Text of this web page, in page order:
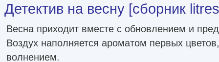
Детектив на весну [сборник
Весна приходит вместе с обновлением и
Воздух наполняется ароматом первых
волнением.